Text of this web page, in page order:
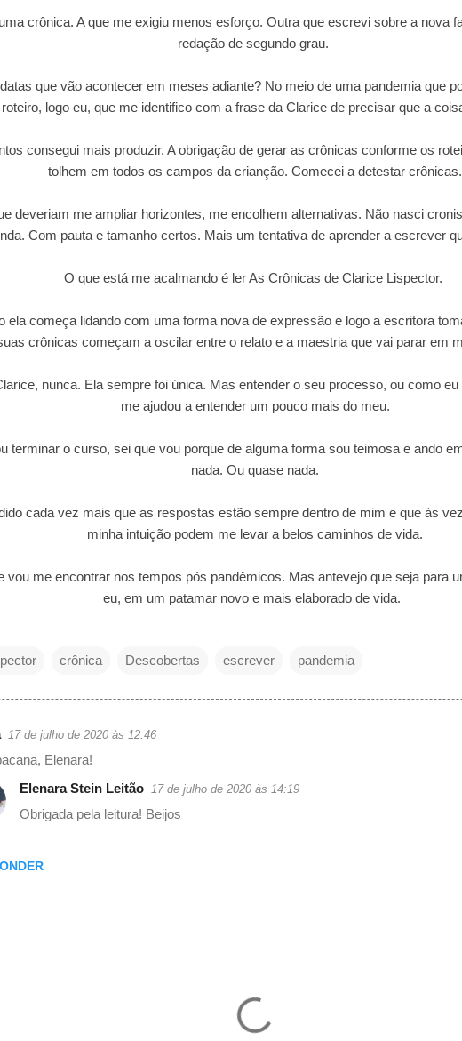
crônica. A que me exigiu menos esforço. Outra que escrevi sobre a nova
redação de segundo grau.
que vão acontecer em meses adiante? No meio de uma pandemia que
roteiro, logo eu, que me identifico com a frase da Clarice de precisar que a
consegui mais produzir. A obrigação de gerar as crônicas conforme os
tolhem em todos os campos da crianção. Comecei a detestar crônicas.
deveriam me ampliar horizontes, me encolhem alternativas. Não nasci
Com pauta e tamanho certos. Mais um tentativa de aprender a escrever
O que está me acalmando é ler As Crônicas de Clarice Lispector.
ela começa lidando com uma forma nova de expressão e logo a escritora
crônicas começam a oscilar entre o relato e a maestria que vai parar em
nunca. Ela sempre foi única. Mas entender o seu processo, ou como
me ajudou a entender um pouco mais do meu.
terminar o curso, sei que vou porque de alguma forma sou teimosa e ando
nada. Ou quase nada.
cada vez mais que as respostas estão sempre dentro de mim e que às
minha intuição podem me levar a belos caminhos de vida.
vou me encontrar nos tempos pós pandêmicos. Mas antevejo que seja para
eu, em um patamar novo e mais elaborado de vida.
crônica Descobertas escrever pandemia
17 de julho de 2020 às 12:46
Elenara!
Elenara Stein Leitão 17 de julho de 2020 às 14:19
Obrigada pela leitura! Beijos